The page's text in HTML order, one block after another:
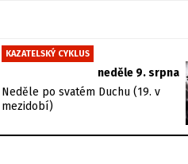
KAZATELSKÝ CYKLUS
neděle 9. srpna
Neděle po svatém Duchu (19. v
mezidobí)